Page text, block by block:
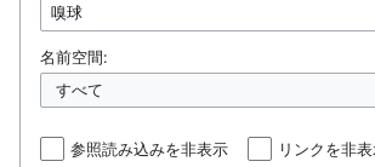
名前空間:
参照読み込みを非表示 リンクを非